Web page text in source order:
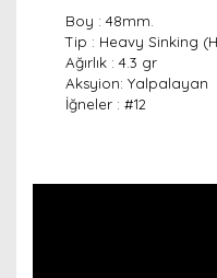
Boy : 48mm.
Tip : Heavy Sinking
Ağırlık : 4.3 gr
Aksyion: Yalpalayan
İğneler : #12